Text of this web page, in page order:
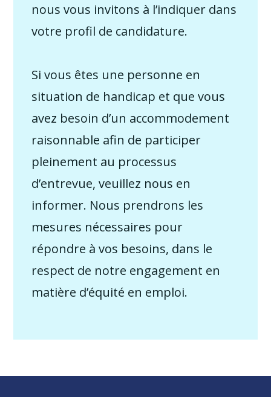
nous vous invitons à l’indiquer dans
votre profil de candidature.
Si vous êtes une personne en
situation de handicap et que vous
avez besoin d’un accommodement
raisonnable afin de participer
pleinement au processus
d’entrevue, veuillez nous en
informer. Nous prendrons les
mesures nécessaires pour
répondre à vos besoins, dans le
respect de notre engagement en
matière d’équité en emploi.